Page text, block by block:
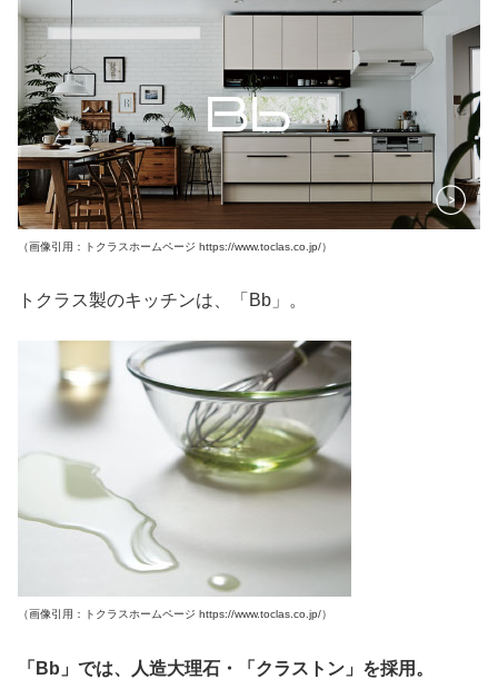
（画像引用：トクラスホームページ https://www.toclas.co.jp/）
トクラス製のキッチンは、「Bb」。
（画像引用：トクラスホームページ https://www.toclas.co.jp/）
「Bb」では、人造大理石・「クラストン」を採用。